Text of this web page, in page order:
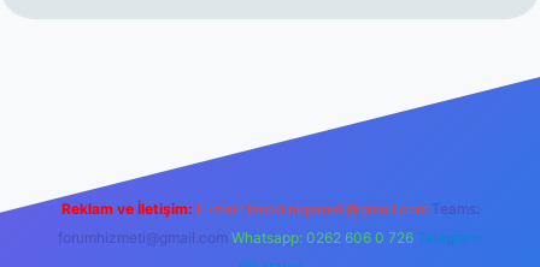
Reklam ve İletişim: E-mail: backlinkpaneli@gmail.com Teams:
forumhizmeti@gmail.com Whatsapp: 0262 606 0 726 Telegram: